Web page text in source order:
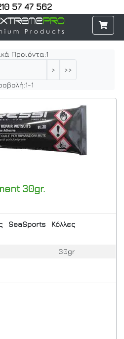
57 47 562
Προιόντα:1
>
>>
1-1
30gr.
SeaSports
Κόλλες
30gr